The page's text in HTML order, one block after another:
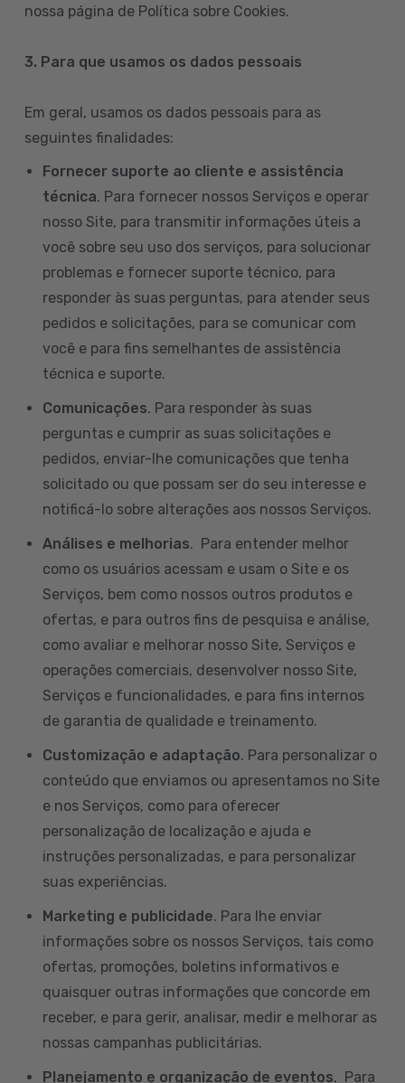
nossa página de Política sobre Cookies.
3. Para que usamos os dados pessoais
Em geral, usamos os dados pessoais para as
seguintes finalidades:
Fornecer suporte ao cliente e assistência
técnica. Para fornecer nossos Serviços e operar
nosso Site, para transmitir informações úteis a
você sobre seu uso dos serviços, para solucionar
problemas e fornecer suporte técnico, para
responder às suas perguntas, para atender seus
pedidos e solicitações, para se comunicar com
você e para fins semelhantes de assistência
técnica e suporte.
Comunicações. Para responder às suas
perguntas e cumprir as suas solicitações e
pedidos, enviar-lhe comunicações que tenha
solicitado ou que possam ser do seu interesse e
notificá-lo sobre alterações aos nossos Serviços.
Análises e melhorias. Para entender melhor
como os usuários acessam e usam o Site e os
Serviços, bem como nossos outros produtos e
ofertas, e para outros fins de pesquisa e análise,
como avaliar e melhorar nosso Site, Serviços e
operações comerciais, desenvolver nosso Site,
Serviços e funcionalidades, e para fins internos
de garantia de qualidade e treinamento.
Customização e adaptação. Para personalizar o
conteúdo que enviamos ou apresentamos no Site
e nos Serviços, como para oferecer
personalização de localização e ajuda e
instruções personalizadas, e para personalizar
suas experiências.
Marketing e publicidade. Para lhe enviar
informações sobre os nossos Serviços, tais como
ofertas, promoções, boletins informativos e
quaisquer outras informações que concorde em
receber, e para gerir, analisar, medir e melhorar as
nossas campanhas publicitárias.
Planejamento e organização de eventos. Para